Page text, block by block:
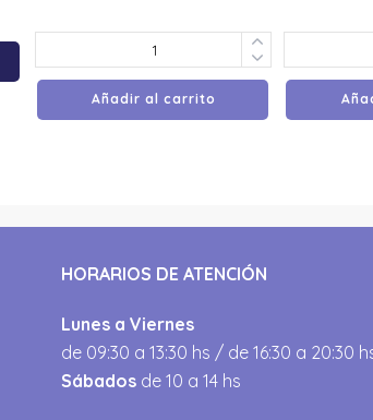
Añadir al carrito
HORARIOS DE ATENCIÓN
Lunes a Viernes
de 09:30 a 13:30 hs / de 16:30 a 20:30
Sábados de 10 a 14 hs